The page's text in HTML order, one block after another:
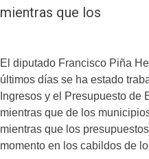
mientras que los
El diputado Francisco Piña
últimos días se ha estado
Ingresos y el Presupuesto de
mientras que de los
mientras que los
momento en los cabildos de